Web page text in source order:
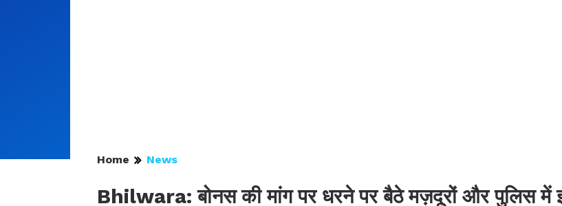
Home News
Bhilwara: बोनस की मांग पर धरने पर बैठे मज़दूरों और पुलिस में